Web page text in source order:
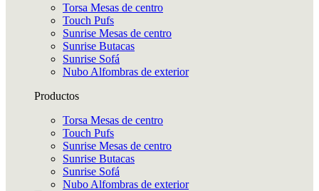
Torsa Mesas de centro
Touch Pufs
Sunrise Mesas de centro
Sunrise Butacas
Sunrise Sofá
Nubo Alfombras de exterior
Productos
Torsa Mesas de centro
Touch Pufs
Sunrise Mesas de centro
Sunrise Butacas
Sunrise Sofá
Nubo Alfombras de exterior